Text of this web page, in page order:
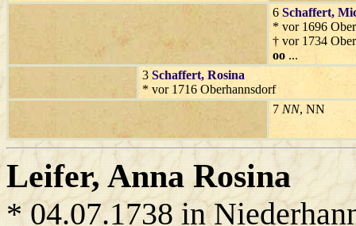
6 Schaffert,
* vor 1696
† vor 1734
oo ...
3 Schaffert, Rosina
* vor 1716 Oberhannsdorf
7 NN, NN
Leifer, Anna Rosina
* 04.07.1738 in